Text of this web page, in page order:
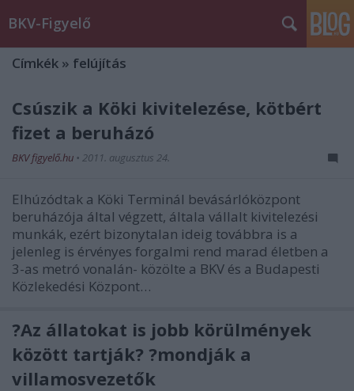
BKV-Figyelő
Címkék » felújítás
Csúszik a Köki kivitelezése, kötbért
fizet a beruházó
BKV figyelő.hu • 2011. augusztus 24.
Elhúzódtak a Köki Terminál bevásárlóközpont
beruházója által végzett, általa vállalt kivitelezési
munkák, ezért bizonytalan ideig továbbra is a
jelenleg is érvényes forgalmi rend marad életben a
3-as metró vonalán- közölte a BKV és a Budapesti
Közlekedési Központ…
?Az állatokat is jobb körülmények
között tartják? ?mondják a
villamosvezetők